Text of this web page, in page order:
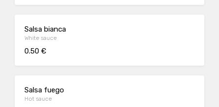
Salsa bianca
White sauce
0.50 €
Salsa fuego
Hot sauce